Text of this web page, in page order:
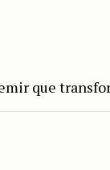
que